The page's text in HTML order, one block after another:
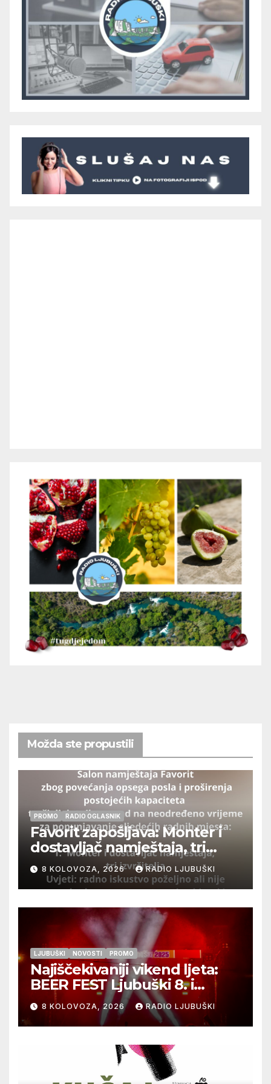
Možda ste propustili
PROMO RADIO OGLASNIK
Favorit zapošljava: Monter i
dostavljač namještaja, tri
izvršitelja
8 KOLOVOZA, 2026 RADIO LJUBUŠKI
LJUBUŠKI NOVOSTI PROMO
Najiščekivaniji vikend ljeta:
BEER FEST Ljubuški 8. i
9.kolovoza
8 KOLOVOZA, 2026 RADIO LJUBUŠKI